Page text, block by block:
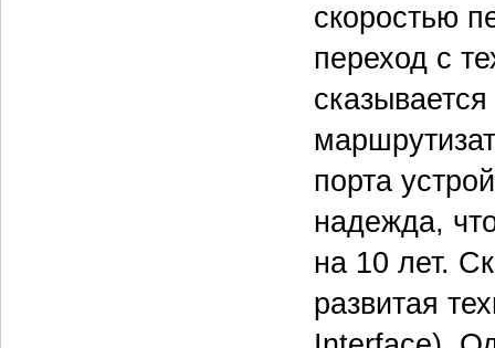
скоростью
переход с
порта
надежда,
на 10 лет.
развитая